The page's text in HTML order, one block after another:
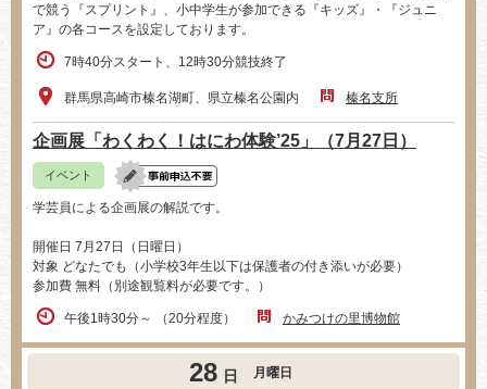
で競う『スプリント』、小中学生が参加できる『キッズ』・『ジュニ
ア』の各コースを設定しております。
7時40分スタート、12時30分競技終了
群馬県高崎市榛名湖町、県立榛名公園内 榛名支所
企画展「わくわく！はにわ体験’25」（7月27日）
イベント
学芸員による企画展の解説です。
開催日 7月27日（日曜日）
対象 どなたでも（小学校3年生以下は保護者の付き添いが必要）
参加費 無料（別途観覧料が必要です。）​
午後1時30分～ （20分程度） かみつけの里博物館
28 日 月曜日